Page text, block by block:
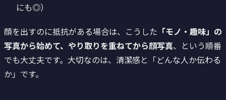
にも◎）
顔を出すのに抵抗がある場合は、こうした 「モノ・趣味」の
写真から始めて、やり取りを重ねてから顔写真、という順番
でも大丈夫です。大切なのは、清潔感と「どんな人か伝わる
か」です。